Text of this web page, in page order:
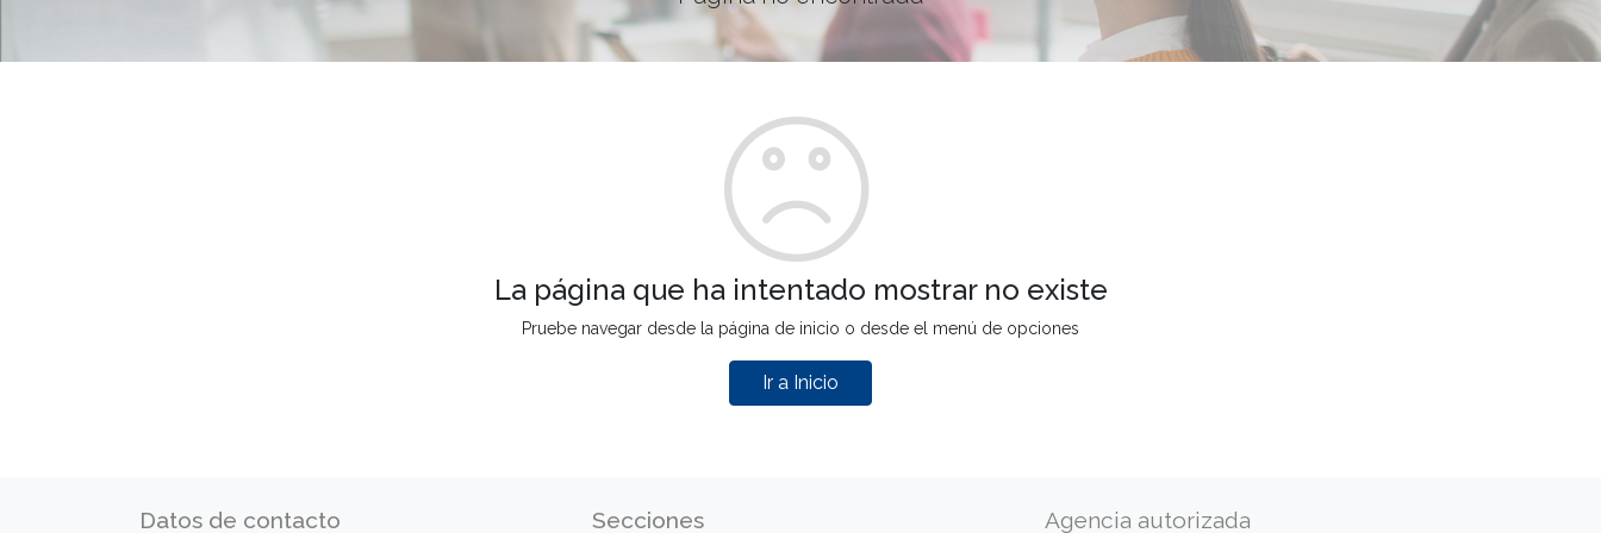
La página que ha intentado mostrar no existe
Pruebe navegar desde la página de inicio o desde el menú de opciones
Ir a Inicio
Datos de contacto Secciones Agencia autorizada